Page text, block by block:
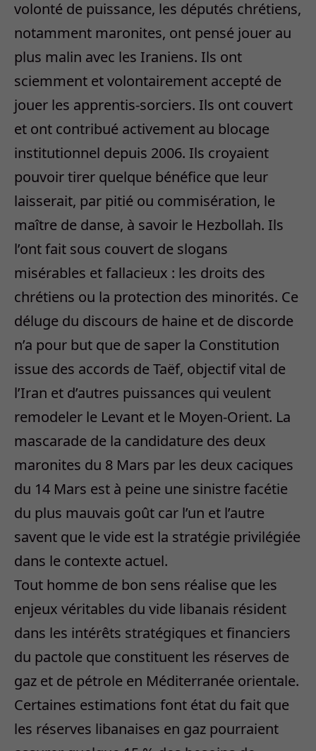
volonté de puissance, les députés chrétiens,
notamment maronites, ont pensé jouer au
plus malin avec les Iraniens. Ils ont
sciemment et volontairement accepté de
jouer les apprentis-sorciers. Ils ont couvert
et ont contribué activement au blocage
institutionnel depuis 2006. Ils croyaient
pouvoir tirer quelque bénéfice que leur
laisserait, par pitié ou commisération, le
maître de danse, à savoir le Hezbollah. Ils
l’ont fait sous couvert de slogans
misérables et fallacieux : les droits des
chrétiens ou la protection des minorités. Ce
déluge du discours de haine et de discorde
n’a pour but que de saper la Constitution
issue des accords de Taëf, objectif vital de
l’Iran et d’autres puissances qui veulent
remodeler le Levant et le Moyen-Orient. La
mascarade de la candidature des deux
maronites du 8 Mars par les deux caciques
du 14 Mars est à peine une sinistre facétie
du plus mauvais goût car l’un et l’autre
savent que le vide est la stratégie privilégiée
dans le contexte actuel.
Tout homme de bon sens réalise que les
enjeux véritables du vide libanais résident
dans les intérêts stratégiques et financiers
du pactole que constituent les réserves de
gaz et de pétrole en Méditerranée orientale.
Certaines estimations font état du fait que
les réserves libanaises en gaz pourraient